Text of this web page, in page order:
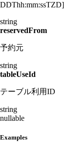
DDThh:mm:ssTZD]
string
reservedFrom
予約元
string
tableUseId
テーブル利用ID
string
nullable
Examples